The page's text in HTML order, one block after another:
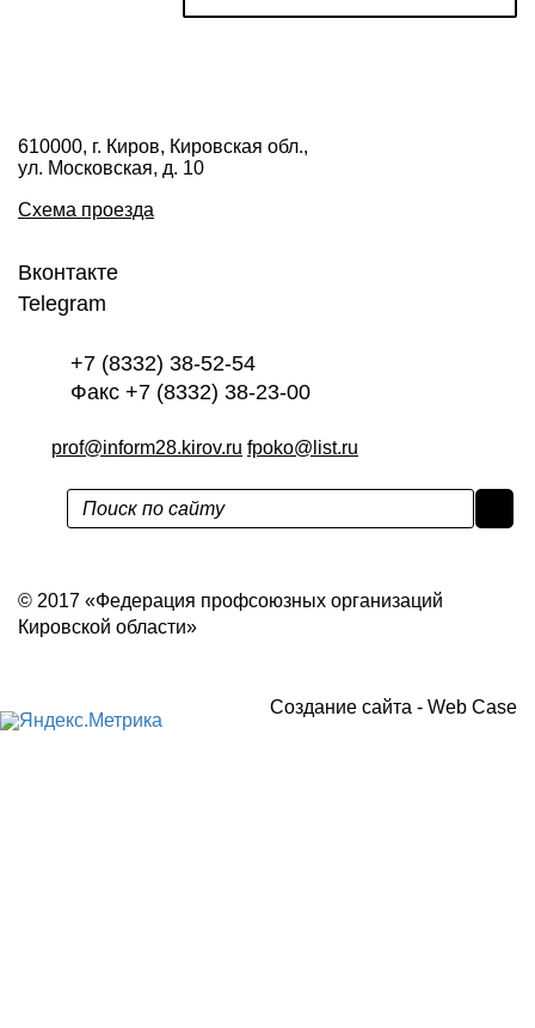
610000, г. Киров, Кировская обл.,
ул. Московская, д. 10
Схема проезда
Вконтакте
Telegram
+7 (8332) 38-52-54
Факс +7 (8332) 38-23-00
prof@inform28.kirov.ru fpoko@list.ru
© 2017 «Федерация профсоюзных организаций
Кировской области»
Создание сайта - Web Case